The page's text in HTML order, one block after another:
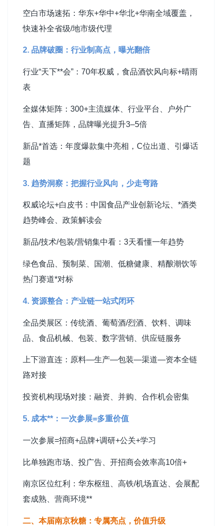
空白市场速拓：华东+华中+华北+华南全域覆盖，
快速补全省级/地市级代理
2. 品牌破圈：行业制高点，曝光翻倍
行业“天下**会”：70年权威，食品酒饮风向标+晴雨
表
全媒体矩阵：300+主流媒体、行业平台、户外广
告、直播矩阵，品牌曝光提升3–5倍
新品*首选：年度爆款集中亮相，C位出道、引爆话
题
3. 趋势洞察：把握行业风向，少走弯路
权威论坛+白皮书：中国食品产业创新论坛、*酒类
趋势峰会、政策解读会
新品/技术/包装/营销集中看：3天看懂一年趋势
绿色食品、预制菜、国潮、低糖健康、精酿潮饮等
热门赛道*对标
4. 资源整合：产业链一站式闭环
全品类展区：传统酒、葡萄酒/烈酒、饮料、调味
品、食品机械、包装、数字营销、供应链服务
上下游直连：原料—生产—包装—渠道—资本全链
路对接
投资机构现场对接：融资、并购、合作机会密集
5. 成本**：一次参展=多重价值
一次参展=招商+品牌+调研+公关+学习
比单独跑市场、投广告、开招商会效率高10倍+
南京区位红利：华东枢纽、高铁/机场直达、会展配
套成熟、营商环境**
二、本届南京秋糖 ：专属亮点，价值升级